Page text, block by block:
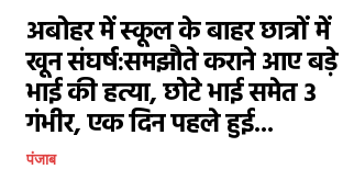
अबोहर में स्कूल के बाहर छात्रों में
खून संघर्ष:समझौते कराने आए बड़े
भाई की हत्या, छोटे भाई समेत 3
गंभीर, एक दिन पहले हुई...
पंजाब